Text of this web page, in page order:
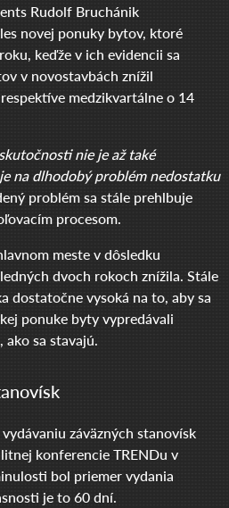
Rudolf Bruchánik
novej ponuky bytov, ktoré
keďže v ich evidencii sa
v novostavbách znížil
medzikvartálne o 14
nie je až také
na dlhodobý problém nedostatku
problém sa stále prehlbuje
procesom.
meste v dôsledku
dvoch rokoch znížila. Stále
dostatočne vysoká na to, aby sa
ponuke byty vypredávali
sa stavajú.
záväzných stanovísk
konferencie TRENDu v
bol priemer vydania
je to 60 dní.